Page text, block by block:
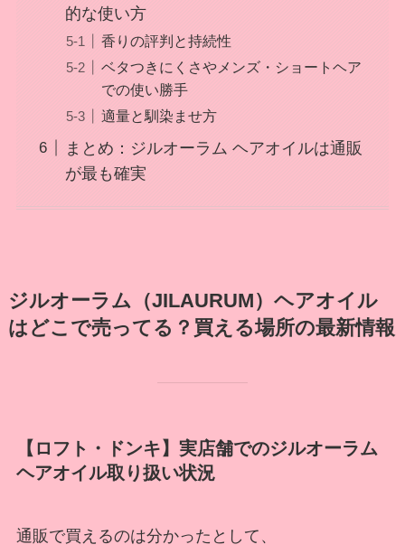
的な使い方
香りの評判と持続性
ベタつきにくさやメンズ・ショートヘア
での使い勝手
適量と馴染ませ方
まとめ：ジルオーラム ヘアオイルは通販
が最も確実
ジルオーラム（JILAURUM）ヘアオイル
はどこで売ってる？買える場所の最新情報
【ロフト・ドンキ】実店舗でのジルオーラム
ヘアオイル取り扱い状況
通販で買えるのは分かったとして、